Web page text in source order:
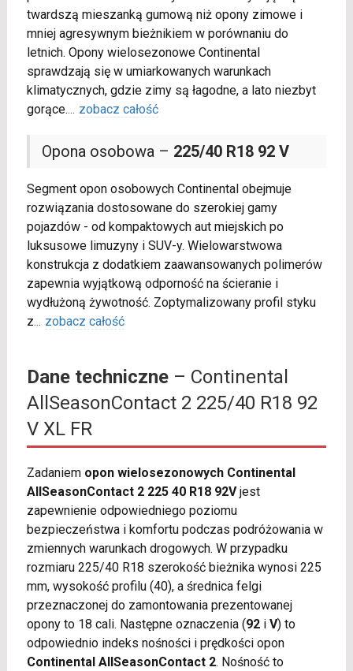
twardszą mieszanką gumową niż opony zimowe i
mniej agresywnym bieżnikiem w porównaniu do
letnich. Opony wielosezonowe Continental
sprawdzają się w umiarkowanych warunkach
klimatycznych, gdzie zimy są łagodne, a lato niezbyt
gorące.... zobacz całość
Opona osobowa – 225/40 R18 92 V
Segment opon osobowych Continental obejmuje
rozwiązania dostosowane do szerokiej gamy
pojazdów - od kompaktowych aut miejskich po
luksusowe limuzyny i SUV-y. Wielowarstwowa
konstrukcja z dodatkiem zaawansowanych polimerów
zapewnia wyjątkową odporność na ścieranie i
wydłużoną żywotność. Zoptymalizowany profil styku
z... zobacz całość
Dane techniczne– Continental
AllSeasonContact 2 225/40 R18 92
V XL FR
Zadaniem opon wielosezonowych Continental
AllSeasonContact 2 225 40 R18 92Vjest
zapewnienie odpowiedniego poziomu
bezpieczeństwa i komfortu podczas podróżowania w
zmiennych warunkach drogowych. W przypadku
rozmiaru 225/40 R18 szerokość bieżnika wynosi 225
mm, wysokość profilu (40), a średnica felgi
przeznaczonej do zamontowania prezentowanej
opony to 18 cali. Następne oznaczenia (92i V) to
odpowiednio indeks nośności i prędkości opon
Continental AllSeasonContact 2. Nośność to